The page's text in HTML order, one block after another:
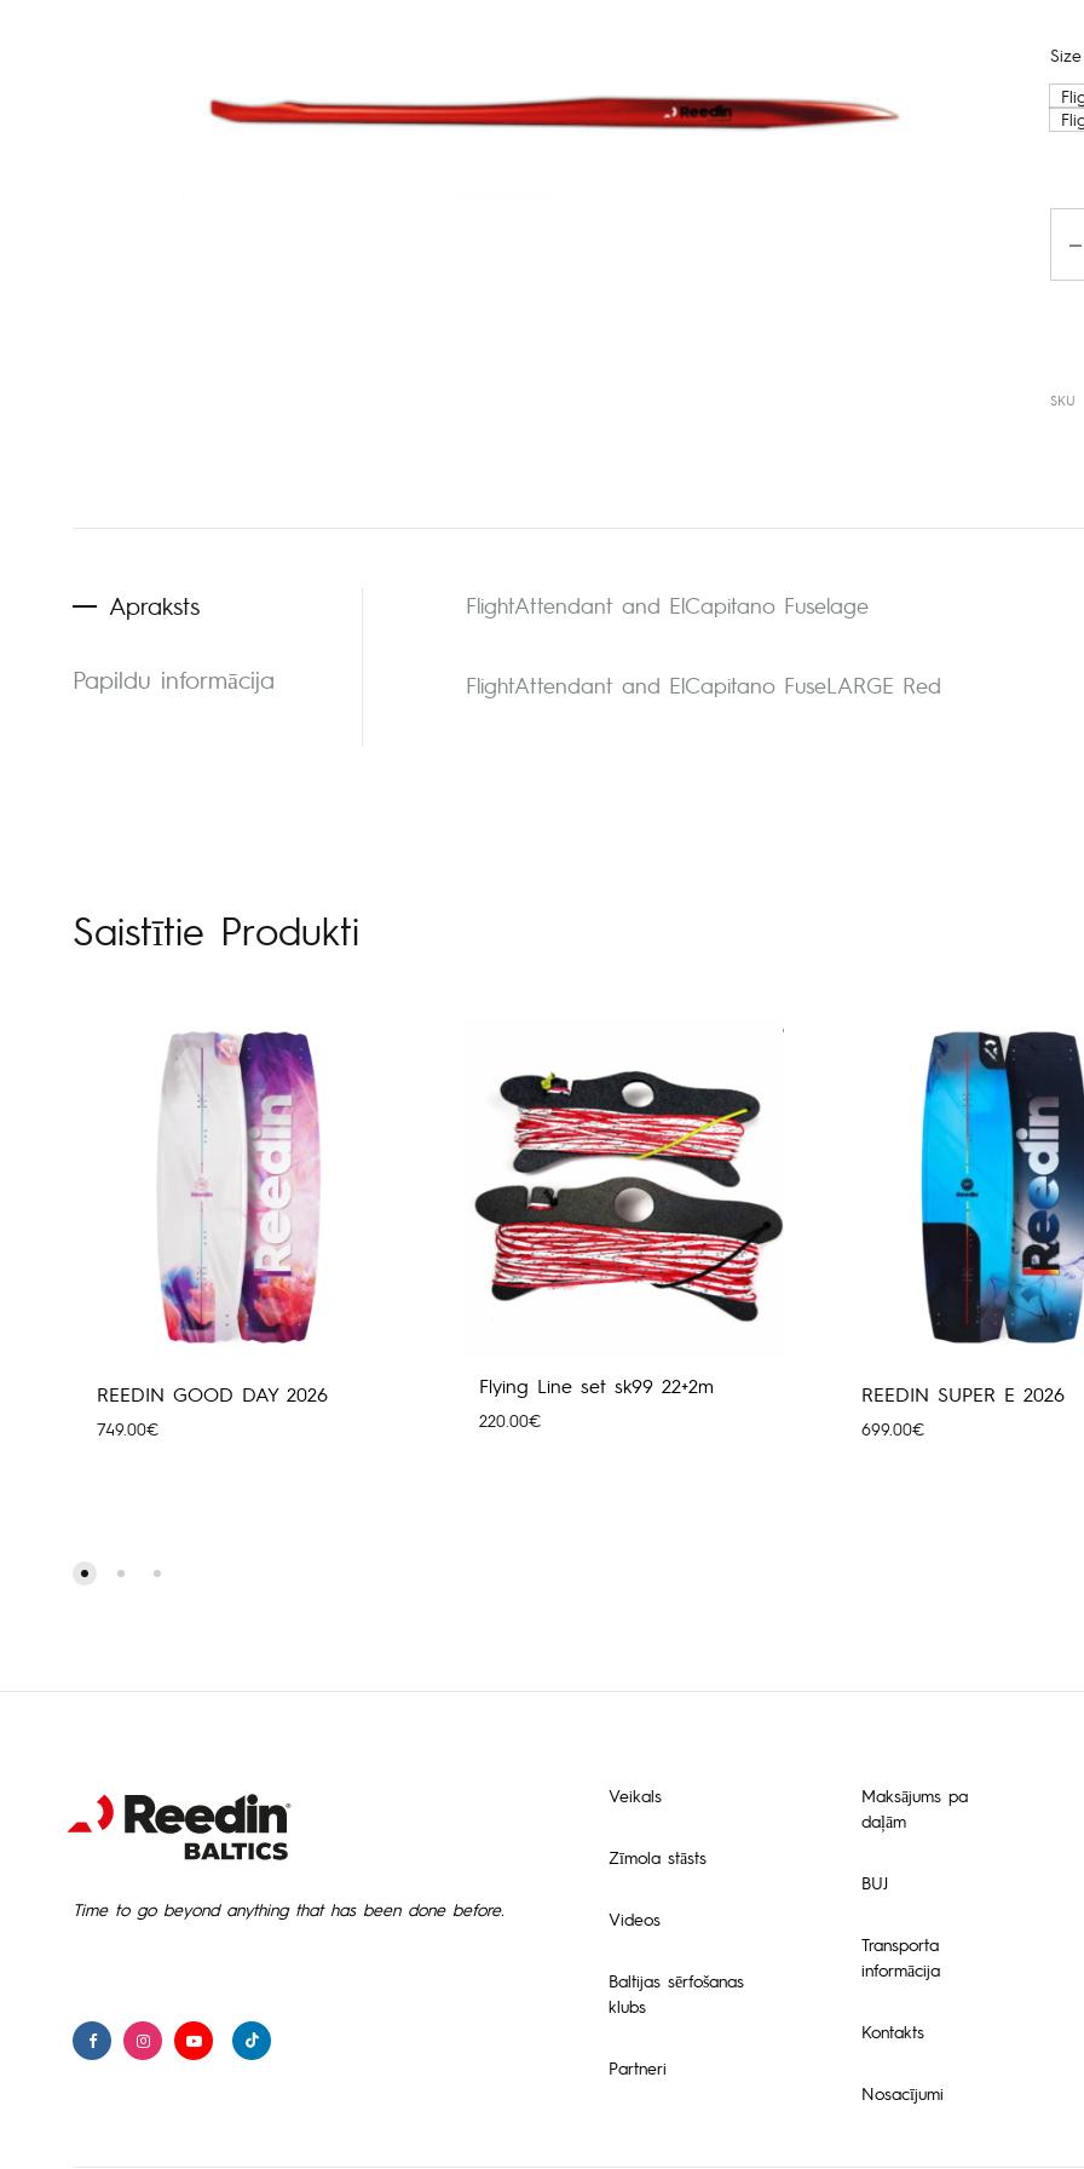
Size
SKU
Apraksts
Papildu informācija
FlightAttendant and ElCapitano Fuselage
FlightAttendant and ElCapitano FuseLARGE Red
Saistītie Produkti
REEDIN GOOD DAY 2026
749.00€
Flying Line set sk99 22+2m
220.00€
REEDIN SUPER E 2026
699.00€
Time to go beyond anything that has been done before.
Veikals
Zīmola stāsts
Videos
Baltijas sērfošanas
klubs
Partneri
Maksājums pa
daļām
BUJ
Transporta
informācija
Kontakts
Nosacījumi